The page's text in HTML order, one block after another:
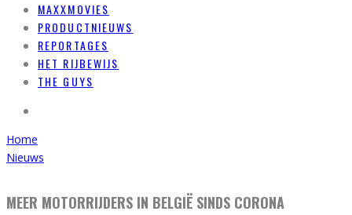
MAXXMOVIES
PRODUCTNIEUWS
REPORTAGES
HET RIJBEWIJS
THE GUYS
Home
Nieuws
MEER MOTORRIJDERS IN BELGIË SINDS CORONA